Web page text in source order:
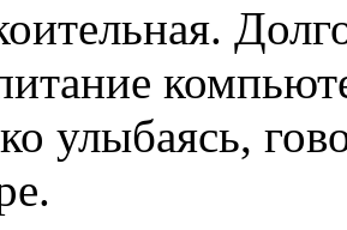
улыбаясь,